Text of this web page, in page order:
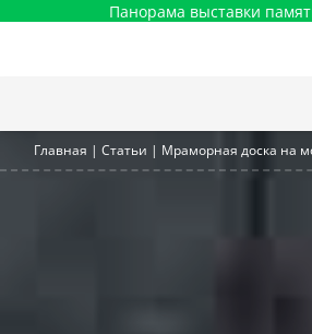
Панорама выставки
Главная | Статьи | Мраморная доска на